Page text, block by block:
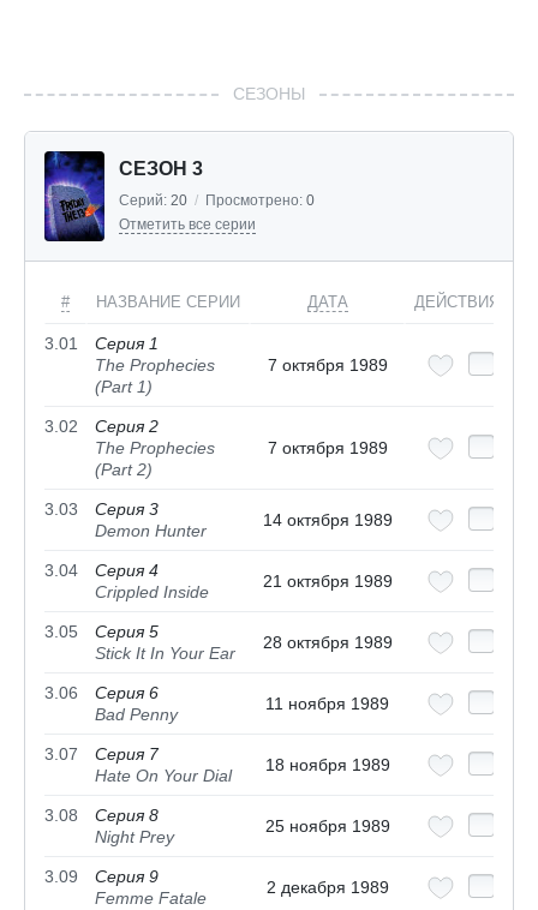
СЕЗОНЫ
СЕЗОН 3
Серий: 20 / Просмотрено: 0
Отметить все серии
# НАЗВАНИЕ СЕРИИ ДАТА ДЕЙСТВИЯ
3.01
Серия 1
The Prophecies
(Part 1)
7 октября 1989
3.02
Серия 2
The Prophecies
(Part 2)
7 октября 1989
3.03
Серия 3
Demon Hunter
14 октября 1989
3.04
Серия 4
Crippled Inside
21 октября 1989
3.05
Серия 5
Stick It In Your Ear
28 октября 1989
3.06
Серия 6
Bad Penny
11 ноября 1989
3.07
Серия 7
Hate On Your Dial
18 ноября 1989
3.08
Серия 8
Night Prey
25 ноября 1989
3.09
Серия 9
Femme Fatale
2 декабря 1989